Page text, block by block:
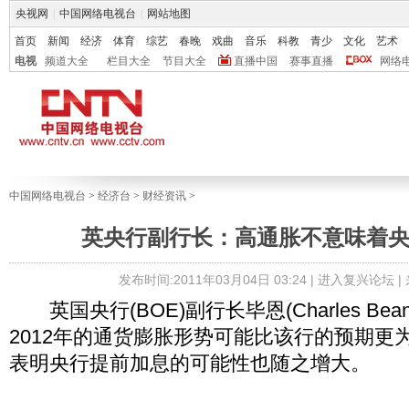
央视网 中国网络电视台 网站地图
首页 新闻 经济 体育 综艺 春晚 戏曲 音乐 科教 青少 文化
艺术
电视
频道大全 栏目大全 节目大全 直播中国 赛事直播 网络
中国网络电视台 > 经济台 > 财经资讯 >
英央行副行长：高通胀不意味着
发布时间:2011年03月04日 03:24 | 进入复兴论坛|
英国央行(BOE)副行长毕恩(Charles
2012年的通货膨胀形势可能比该行的预期更
表明央行提前加息的可能性也随之增大。